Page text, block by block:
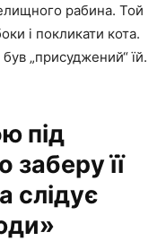
рабина. Той
і покликати кота.
„присуджений“ їй.
під
її
слідує